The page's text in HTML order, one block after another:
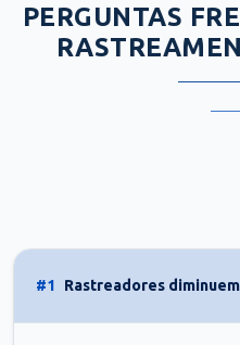
PERGUNTAS
#1 Rastreadores